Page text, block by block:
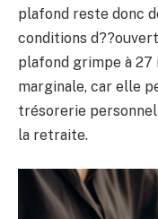
plafond reste donc
conditions
plafond grimpe à 27
marginale, car elle
trésorerie
la retraite.